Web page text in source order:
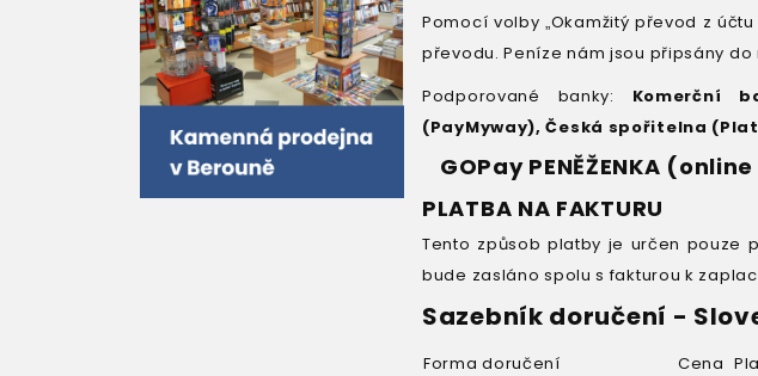
Pomocí volby„Okamžitý převod z
převodu. Peníze nám jsou připsány do
Podporované banky: Komerční
(PayMyway), Česká spořitelna
GOPay PENĚŽENKA
PLATBA NA FAKTURU
Tento způsob platby je určen pouze
bude zasláno spolu s fakturou k
Sazebník doručení -
Forma doručení Cena